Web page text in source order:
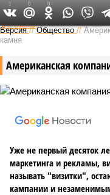
Версия //Общество //
камня
Американская
Уже не первый десяток
маркетинга и рекламы,
называть "визитки",
кампании и
1 0 0